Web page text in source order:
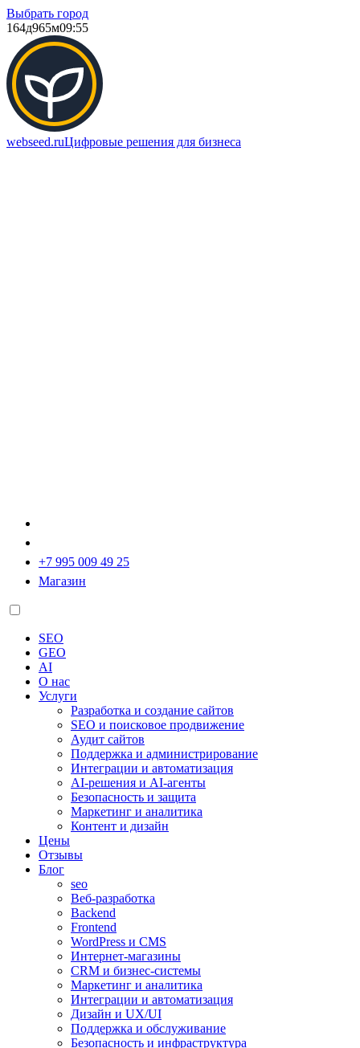
Выбрать город
164д965м09:55
webseed.ruЦифровые решения для бизнеса
+7 995 009 49 25
Магазин
SEO
GEO
AI
О нас
Услуги
Разработка и создание сайтов
SEO и поисковое продвижение
Аудит сайтов
Поддержка и администрирование
Интеграции и автоматизация
AI-решения и AI-агенты
Безопасность и защита
Маркетинг и аналитика
Контент и дизайн
Цены
Отзывы
Блог
seo
Веб-разработка
Backend
Frontend
WordPress и CMS
Интернет-магазины
CRM и бизнес-системы
Маркетинг и аналитика
Интеграции и автоматизация
Дизайн и UX/UI
Поддержка и обслуживание
Безопасность и инфраструктура